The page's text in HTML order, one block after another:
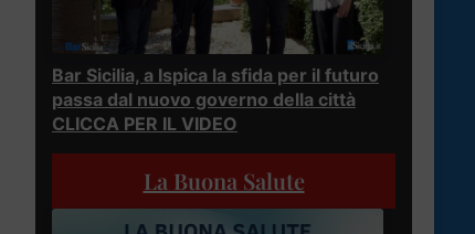
Bar Sicilia, a Ispica la sfida per il futuro
passa dal nuovo governo della città
CLICCA PER IL VIDEO
La Buona Salute